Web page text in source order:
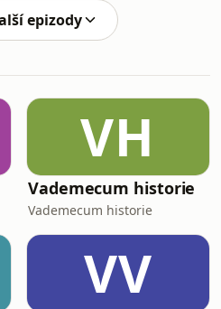
Projekt Čitelná
informační a
ve městě, pokračuje
instalována řada
orientaci v
na vytížených
na
epizody
VH
Vademecum historie
Vademecum historie
VV